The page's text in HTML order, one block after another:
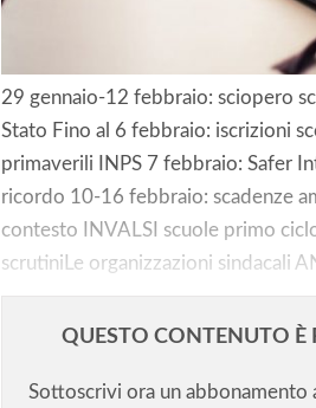
29 gennaio-12 febbraio: sciopero
Stato Fino al 6 febbraio: iscrizioni
primaverili INPS 7 febbraio: Safer
ricordo 10-16 febbraio: scadenze
contesto INVALSI scuole primo
scrutiniLe organizzazioni sindacali
QUESTO CONTENUTO È
Sottoscrivi ora un abbonamento